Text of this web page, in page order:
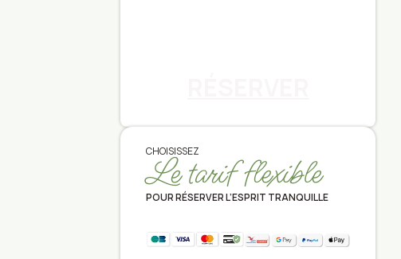
CHOISISSEZ
Le tarif flexible
POUR RÉSERVER L’ESPRIT TRANQUILLE